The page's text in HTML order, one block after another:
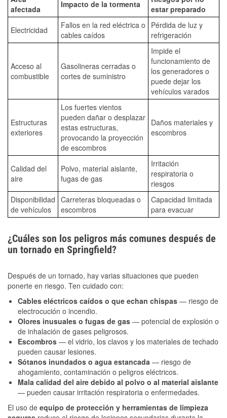
afectada
Impacto de la tormenta
estar preparado
Electricidad
Fallos en la red eléctrica o
cables caídos
Pérdida de luz y
refrigeración
Acceso al
combustible
Gasolineras cerradas o
cortes de suministro
Impide el
funcionamiento de
los generadores o
puede dejar los
vehículos varados
Estructuras
exteriores
Los fuertes vientos
pueden dañar o desplazar
estas estructuras,
provocando la proyección
de escombros
Daños materiales y
escombros
Calidad del
aire
Polvo, material aislante,
fugas de gas
Irritación
respiratoria o
riesgos
Disponibilidad
de vehículos
Carreteras bloqueadas o
escombros
Capacidad limitada
para evacuar
¿Cuáles son los peligros más comunes después de
un tornado en Springfield?
Después de un tornado, hay varias situaciones que pueden
ponerte en riesgo. Ten cuidado con:
Cables eléctricos caídos o que echan chispas — riesgo de
electrocución o incendio.
Olores inusuales o fugas de gas — potencial de explosión o
de inhalación de gases peligrosos.
Escombros — el vidrio, los clavos y los materiales de techado
pueden causar lesiones.
Sótanos inundados o agua estancada — riesgo de
ahogamiento, contaminación o peligros eléctricos.
Mala calidad del aire debido al polvo o al material aislante
— pueden causar irritación respiratoria o enfermedades.
El uso de equipo de protección y herramientas de limpieza